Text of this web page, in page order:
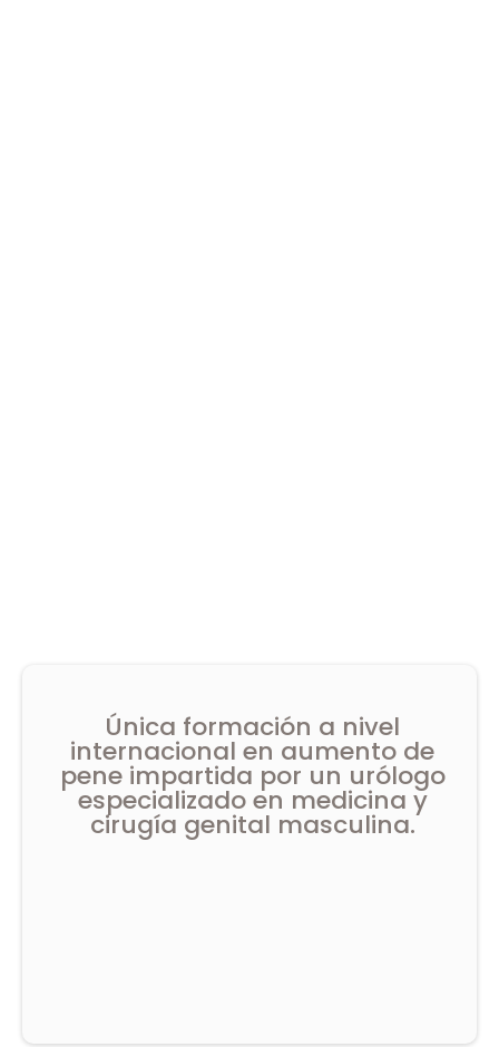
Única formación a nivel
internacional en aumento de
pene impartida por un urólogo
especializado en medicina y
cirugía genital masculina.